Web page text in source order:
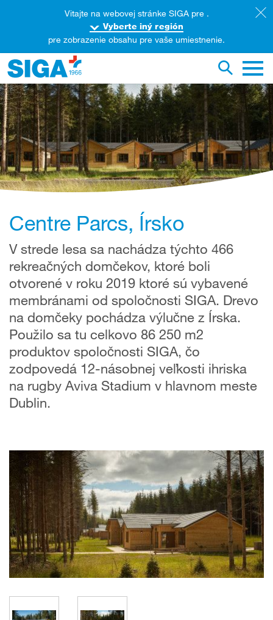
Prepnúť
tejto webovej stránky
Centre Parcs, Írsko
V strede lesa sa nachádza týchto 466
rekreačných domčekov, ktoré boli
otvorené v roku 2019 ktoré sú vybavené
membránami od spoločnosti SIGA. Drevo
na domčeky pochádza výlučne z Írska.
Použilo sa tu celkovo 86 250 m2
produktov spoločnosti SIGA, čo
zodpovedá 12-násobnej veľkosti ihriska
na rugby Aviva Stadium v hlavnom meste
Dublin.
Vitajte na webovej stránke SIGA pre .
Vyberte iný región
pre zobrazenie obsahu pre vaše umiestnenie.